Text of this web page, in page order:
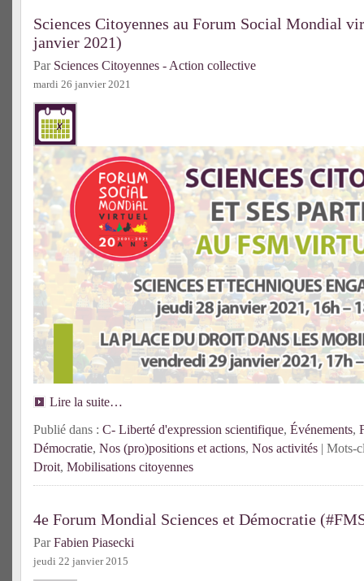
Sciences Citoyennes au Forum Social Mondial
janvier 2021)
Par Sciences Citoyennes - Action collective
mardi 26 janvier 2021
Lire la suite…
Publié dans : C- Liberté d'expression scientifique, Événements,
Démocratie, Nos (pro)positions et actions, Nos activités | Mots-
Droit, Mobilisations citoyennes
4e Forum Mondial Sciences et Démocratie
ParFabien Piasecki
jeudi 22 janvier 2015